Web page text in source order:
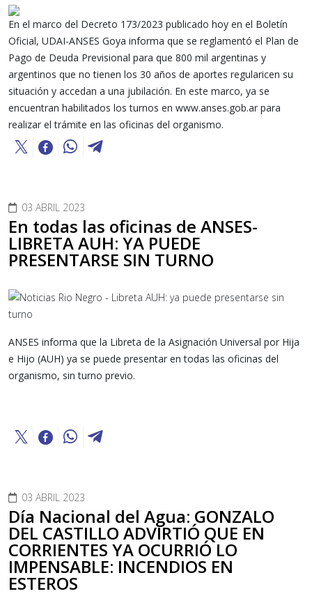
En el marco del Decreto 173/2023 publicado hoy en el Boletín
Oficial, UDAI-ANSES Goya informa que se reglamentó el Plan de
Pago de Deuda Previsional para que 800 mil argentinas y
argentinos que no tienen los 30 años de aportes regularicen su
situación y accedan a una jubilación. En este marco, ya se
encuentran habilitados los turnos en www.anses.gob.ar para
realizar el trámite en las oficinas del organismo.
03 ABRIL 2023
En todas las oficinas de ANSES-
LIBRETA AUH: YA PUEDE
PRESENTARSE SIN TURNO
ANSES informa que la Libreta de la Asignación Universal por Hija
e Hijo (AUH) ya se puede presentar en todas las oficinas del
organismo, sin turno previo.
03 ABRIL 2023
Día Nacional del Agua: GONZALO
DEL CASTILLO ADVIRTIÓ QUE EN
CORRIENTES YA OCURRIÓ LO
IMPENSABLE: INCENDIOS EN
ESTEROS